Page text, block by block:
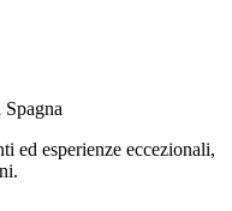
ed esperienze eccezionali,